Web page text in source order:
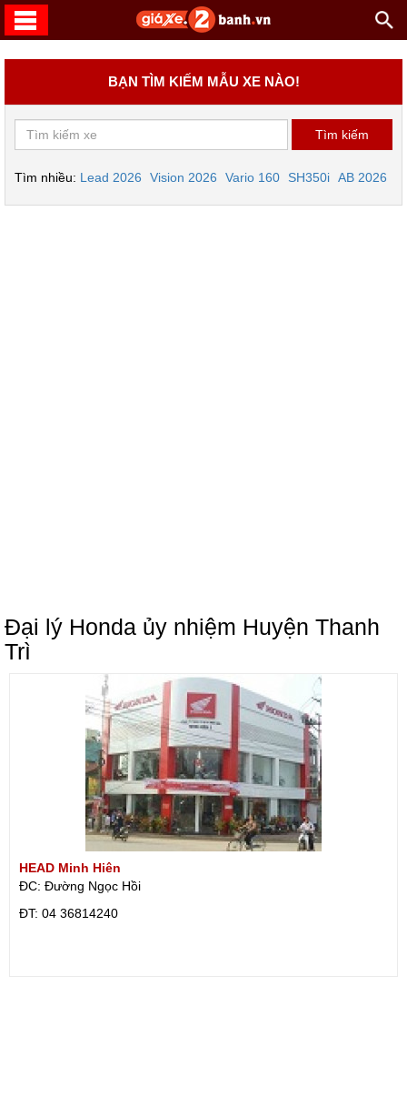
BẠN TÌM KIẾM MẪU XE NÀO!
Tìm nhiều: Lead 2026 Vision 2026 Vario 160 SH350i AB 2026
Đại lý Honda ủy nhiệm Huyện Thanh
Trì
HEAD Minh Hiên
ĐC: Đường Ngọc Hồi
ÐT: 04 36814240